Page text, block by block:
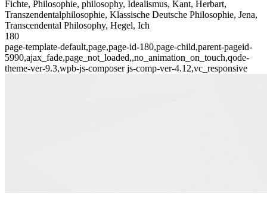
Fichte, Philosophie, philosophy, Idealismus, Kant, Herbart,
Transzendentalphilosophie, Klassische Deutsche Philosophie, Jena,
Transcendental Philosophy, Hegel, Ich
180
page-template-default,page,page-id-180,page-child,parent-pageid-
5990,ajax_fade,page_not_loaded,,no_animation_on_touch,qode-
theme-ver-9.3,wpb-js-composer js-comp-ver-4.12,vc_responsive